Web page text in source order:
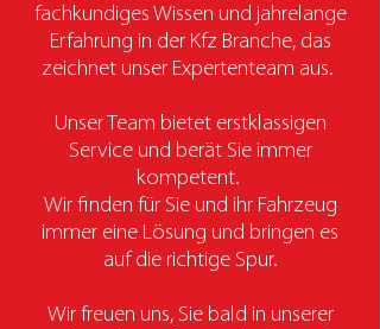
fachkundiges Wissen und jahrelange
Erfahrung in der Kfz Branche, das
zeichnet unser Expertenteam aus.
Unser Team bietet erstklassigen
Service und berät Sie immer
kompetent.
Wir finden für Sie und ihr Fahrzeug
immer eine Lösung und bringen es
auf die richtige Spur.
Wir freuen uns, Sie bald in unserer